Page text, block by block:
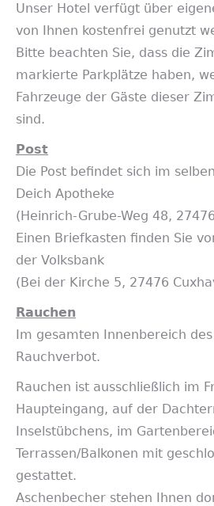
Unser Hotel verfügt über
von Ihnen kostenfrei genutzt
Bitte beachten Sie, dass die
markierte Parkplätze haben,
Fahrzeuge der Gäste dieser
sind.
Post
Die Post befindet sich im
Deich Apotheke
(Heinrich-Grube-Weg 48,
Einen Briefkasten finden Sie
der Volksbank
(Bei der Kirche 5, 27476
Rauchen
Im gesamten Innenbereich
Rauchverbot.
Rauchen ist ausschließlich im
Haupteingang, auf der
Inselstübchens, im
Terrassen/Balkonen mit
gestattet.
Aschenbecher stehen Ihnen